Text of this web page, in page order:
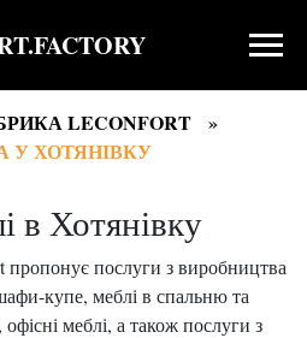
LECONFORT
У ХОТЯНІВКУ
в Хотянівку
послуги з виробництва
купе, меблі в спальню та
меблі, а також послуги з